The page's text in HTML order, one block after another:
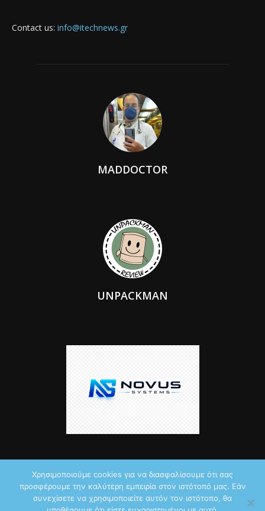
Contact us: info@itechnews.gr
MADDOCTOR
UNPACKMAN
© 2026 by iTechNews.gr
Χρησιμοποιούμε cookies για να διασφαλίσουμε ότι σας
προσφέρουμε την καλύτερη εμπειρία στον ιστότοπό μας. Εάν
συνεχίσετε να χρησιμοποιείτε αυτόν τον ιστότοπο, θα